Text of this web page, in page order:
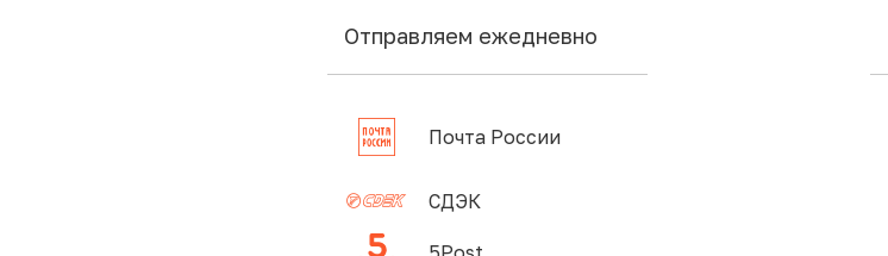
Отправляем ежедневно
Почта России
СДЭК